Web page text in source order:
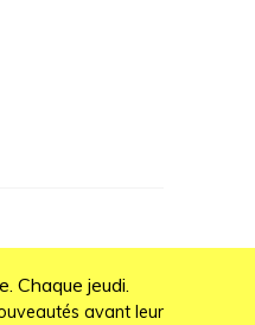
Chaque jeudi.
avant leur